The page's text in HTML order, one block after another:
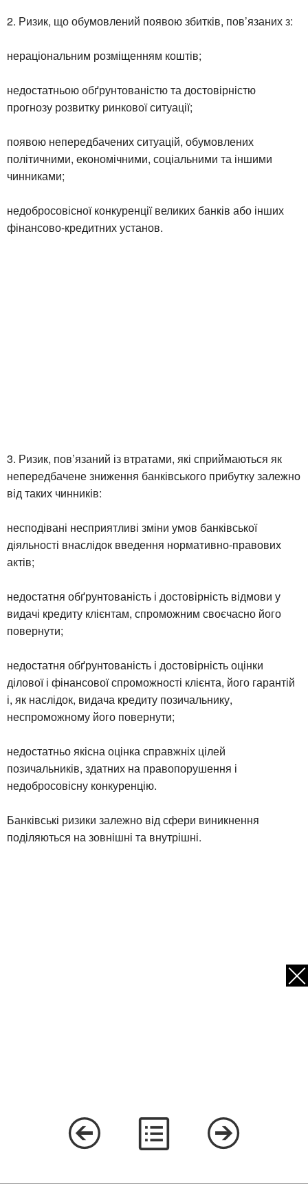
2. Ризик, що обумовлений появою збитків, пов’язаних з:
нераціональним розміщенням коштів;
недостатньою обґрунтованістю та достовірністю
прогнозу розвитку ринкової ситуації;
появою непередбачених ситуацій, обумовлених
політичними, економічними, соціальними та іншими
чинниками;
недобросовісної конкуренції великих банків або інших
фінансово-кредитних установ.
3. Ризик, пов’язаний із втратами, які сприймаються як
непередбачене зниження банківського прибутку залежно
від таких чинників:
несподівані несприятливі зміни умов банківської
діяльності внаслідок введення нормативно-правових
актів;
недостатня обґрунтованість і достовірність відмови у
видачі кредиту клієнтам, спроможним своєчасно його
повернути;
недостатня обґрунтованість і достовірність оцінки
ділової і фінансової спроможності клієнта, його гарантій
і, як наслідок, видача кредиту позичальнику,
неспроможному його повернути;
недостатньо якісна оцінка справжніх цілей
позичальників, здатних на правопорушення і
недобросовісну конкуренцію.
Банківські ризики залежно від сфери виникнення
поділяються на зовнішні та внутрішні.